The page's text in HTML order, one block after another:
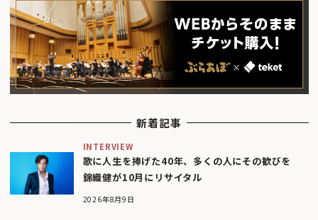
新着記事
INTERVIEW
歌に人生を捧げた40年、多くの人にその歓びを
錦織健が10月にリサイタル
2026年8月9日